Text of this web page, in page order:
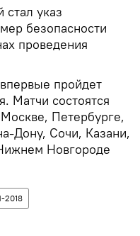
стал указ
безопасности
проведения
пройдет
Матчи состоятся
Москве, Петербурге,
Дону, Сочи, Казани,
Новгороде
2018